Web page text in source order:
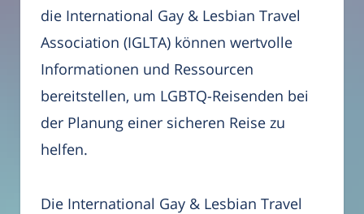
die International Gay & Lesbian Travel
Association (IGLTA) können wertvolle
Informationen und Ressourcen
bereitstellen, um LGBTQ-Reisenden bei
der Planung einer sicheren Reise zu
helfen.
Die International Gay & Lesbian Travel